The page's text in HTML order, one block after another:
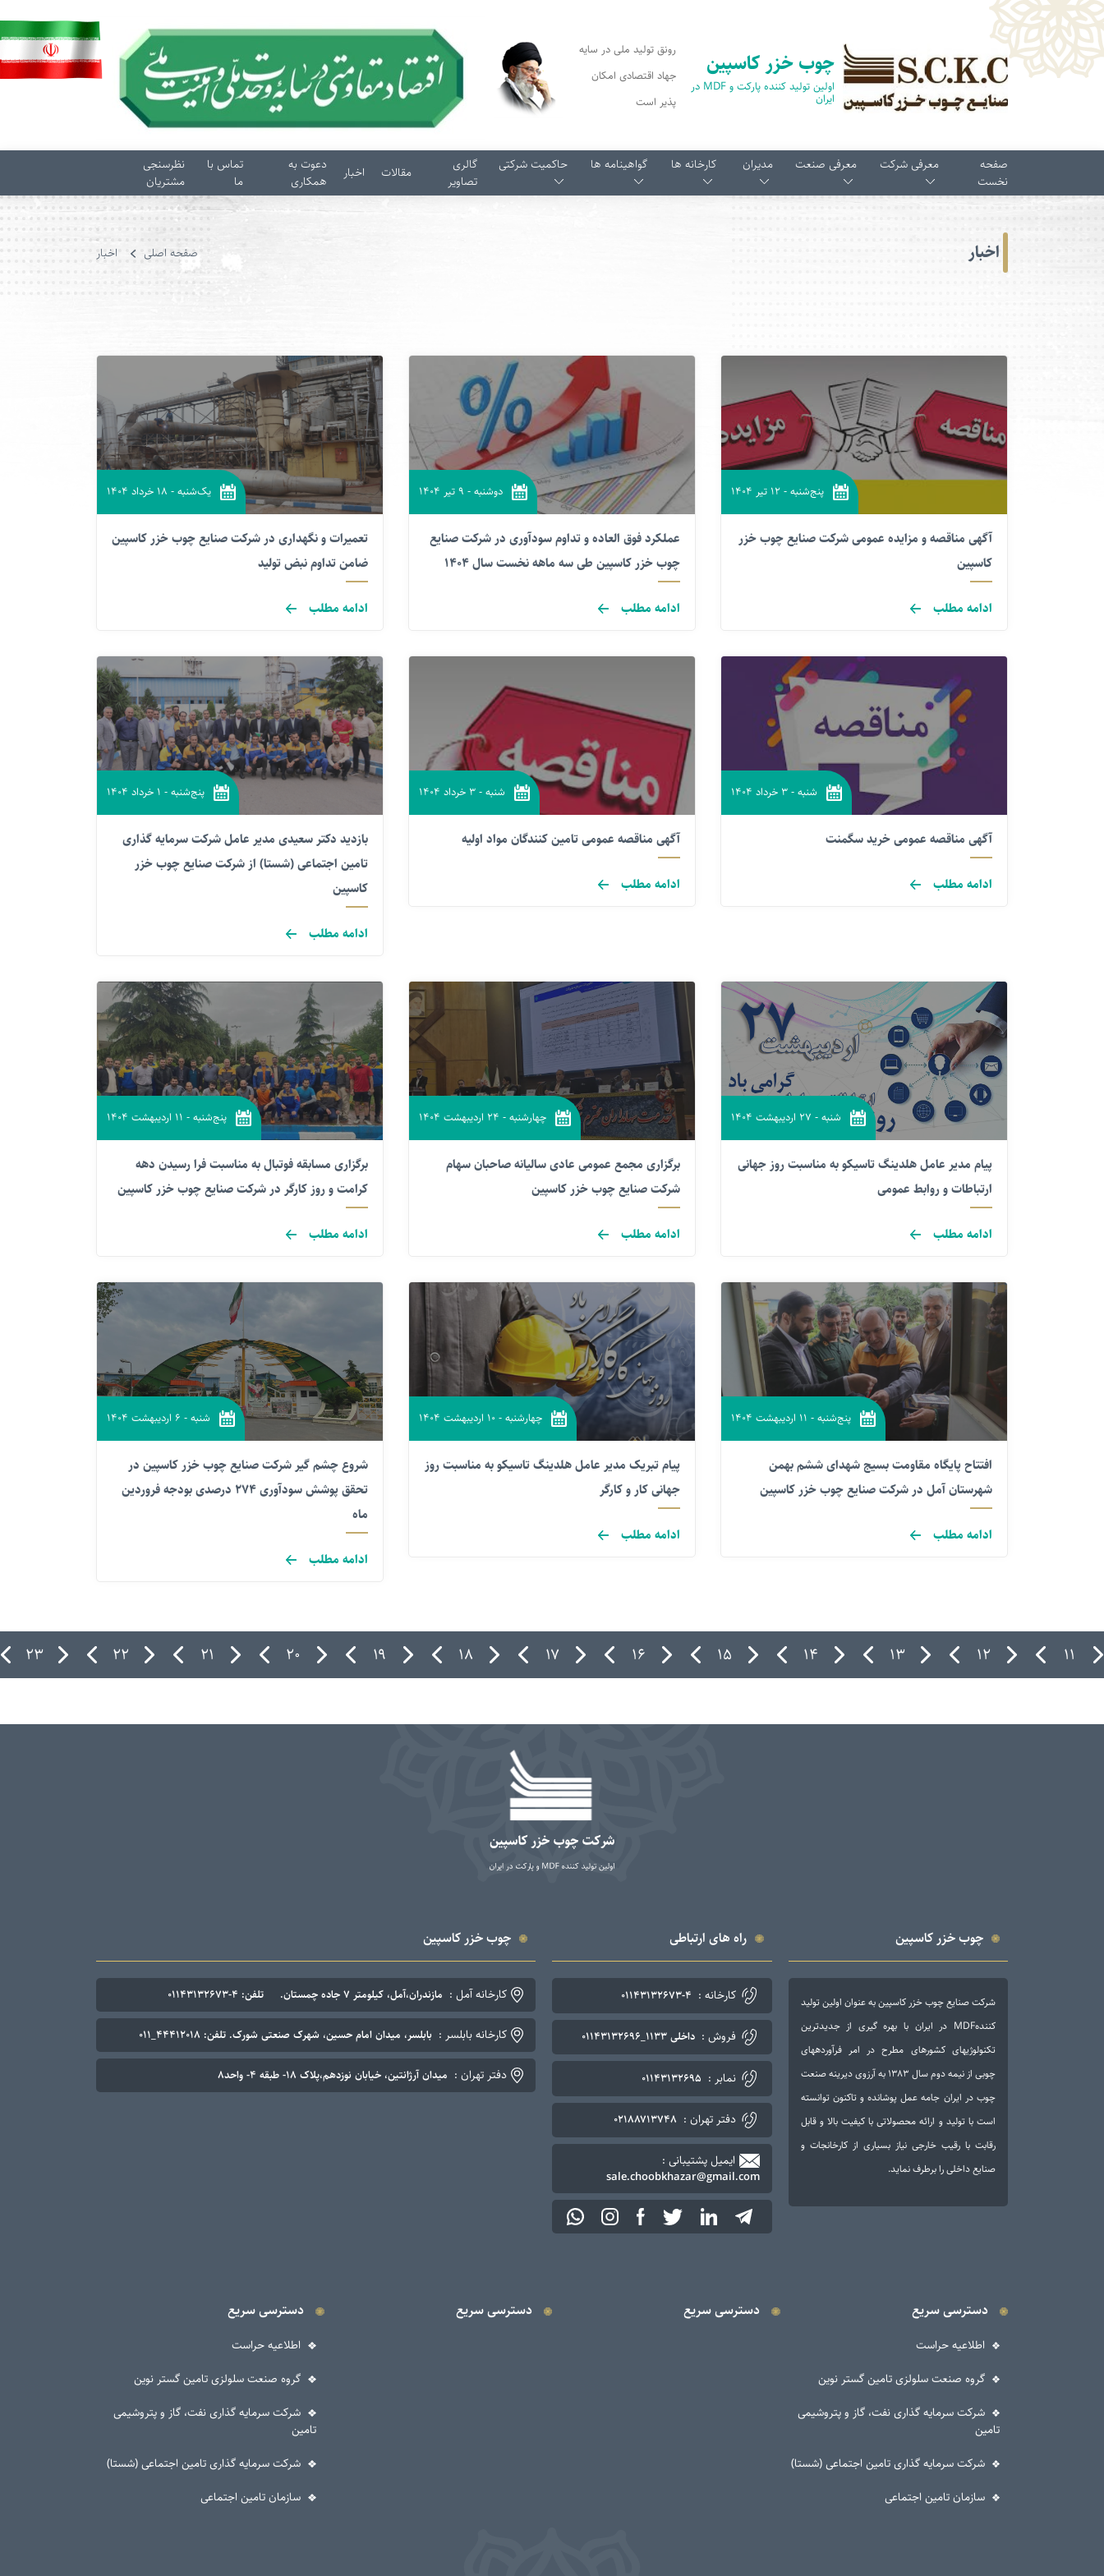
چوب خزر کاسپین
اولین تولید کننده پارکت و MDF در
ایران
رونق تولید ملی در سایه
جهاد اقتصادی امکان
پذیر است
صفحه
نخست
معرفی شرکت معرفی صنعت مدیران کارخانه ها گواهینامه ها حاکمیت شرکتی
گالری
تصاویر
مقالات اخبار
دعوت به
همکاری
تماس با
ما
نظرسنجی
مشتریان
اخبار صفحه اصلی اخبار
پنج‌شنبه - ۱۲ تیر ۱۴۰۴
آگهی مناقصه و مزایده عمومی شرکت صنایع چوب خزر
کاسپین
ادامه مطلب
دوشنبه - ۹ تیر ۱۴۰۴
عملکرد فوق العاده و تداوم سودآوری در شرکت صنایع
چوب خزر کاسپین طی سه ماهه نخست سال ۱۴۰۴
ادامه مطلب
یک‌شنبه - ۱۸ خرداد ۱۴۰۴
تعمیرات و نگهداری در شرکت صنایع چوب خزر کاسپین
ضامن تداوم نبض تولید
ادامه مطلب
شنبه - ۳ خرداد ۱۴۰۴
آگهی مناقصه عمومی خرید سگمنت
ادامه مطلب
شنبه - ۳ خرداد ۱۴۰۴
آگهی مناقصه عمومی تامین کنندگان مواد اولیه
ادامه مطلب
پنج‌شنبه - ۱ خرداد ۱۴۰۴
بازدید دکتر سعیدی مدیر عامل شرکت سرمایه گذاری
تامین اجتماعی (شستا) از شرکت صنایع چوب خزر
کاسپین
ادامه مطلب
شنبه - ۲۷ اردیبهشت ۱۴۰۴
پیام مدیر عامل هلدینگ تاسیکو به مناسبت روز جهانی
ارتباطات و روابط عمومی
ادامه مطلب
چهارشنبه - ۲۴ اردیبهشت ۱۴۰۴
برگزاری مجمع عمومی عادی سالیانه صاحبان سهام
شرکت صنایع چوب خزر کاسپین
ادامه مطلب
پنج‌شنبه - ۱۱ اردیبهشت ۱۴۰۴
برگزاری مسابقه فوتبال به مناسبت فرا رسیدن دهه
کرامت و روز کارگر در شرکت صنایع چوب خزر کاسپین
ادامه مطلب
پنج‌شنبه - ۱۱ اردیبهشت ۱۴۰۴
افتتاح پایگاه مقاومت بسیج شهدای ششم بهمن
شهرستان آمل در شرکت صنایع چوب خزر کاسپین
ادامه مطلب
چهارشنبه - ۱۰ اردیبهشت ۱۴۰۴
پیام تبریک مدیر عامل هلدینگ تاسیکو به مناسبت روز
جهانی کار و کارگر
ادامه مطلب
شنبه - ۶ اردیبهشت ۱۴۰۴
شروع چشم گیر شرکت صنایع چوب خزر کاسپین در
تحقق پوشش سودآوری ۲۷۴ درصدی بودجه فروردین
ماه
ادامه مطلب
۱۱ ۱۲ ۱۳ ۱۴ ۱۵ ۱۶ ۱۷ ۱۸ ۱۹ ۲۰ ۲۱ ۲۲ ۲۳
چوب خزر کاسپین
شرکت صنایع چوب خزر کاسپین به عنوان اولین تولید
کنندهMDF در ایران با بهره گیری از جدیدترین
تکنولوژی­های کشورهای مطرح در امر فرآورده­های
چوبی از نیمه دوم سال ۱۳۸۳ به آرزوی دیرینه صنعت
چوب در ایران جامه عمل پوشانده و تاکنون توانسته
است با تولید و ارائه محصولاتی با کیفیت بالا و قابل
رقابت با رقیب خارجی نیاز بسیاری از کارخانجات و
صنایع داخلی را برطرف نماید.
راه های ارتباطی
کارخانه : ۰۱۱۴۳۱۳۲۶۷۳-۴
فروش : داخلی ۱۱۳۳_۰۱۱۴۳۱۳۲۶۹۶
نمابر : ۰۱۱۴۳۱۳۲۶۹۵
دفتر تهران : ۰۲۱۸۸۷۱۳۷۴۸
ایمیل پشتیبانی :
sale.choobkhazar@gmail.com
چوب خزر کاسپین
کارخانه آمل : مازندران،آمل، کیلومتر ۷ جاده چمستان. تلفن: ۴-۰۱۱۴۳۱۳۲۶۷۳
کارخانه بابلسر : بابلسر، میدان امام حسین، شهرک صنعتی شورک. تلفن: ۴۴۴۱۲۰۱۸_۰۱۱
دفتر تهران : میدان آرژانتین، خیابان نوزدهم،پلاک ۱۸- طبقه ۴- واحد۸
دسترسی سریع
اطلاعیه حراست
گروه صنعت سلولزی تامین گستر نوین
شرکت سرمایه گذاری نفت، گاز و پتروشیمی
تامین
شرکت سرمایه گذاری تامین اجتماعی (شستا)
سازمان تامین اجتماعی
دسترسی سریع دسترسی سریع دسترسی سریع
اطلاعیه حراست
گروه صنعت سلولزی تامین گستر نوین
شرکت سرمایه گذاری نفت، گاز و پتروشیمی
تامین
شرکت سرمایه گذاری تامین اجتماعی (شستا)
سازمان تامین اجتماعی